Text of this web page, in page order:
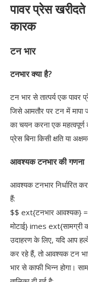
पावर प्रेस
कारक
टन भार
टनभार क्या है?
टन भार से तात्पर्य एक पावर
जिसे आमतौर पर टन में
का चयन करना एक
प्रेस बिना किसी क्षति या
आवश्यक टनभार की गणना
आवश्यक टनभार निर्धारित
हैं:
$$ ext{टनभार आवश्यक} =
मोटाई} imes ext{सामग्री
उदाहरण के लिए, यदि आप
कर रहे हैं, तो आवश्यक टन
भार से काफी भिन्न होगा।